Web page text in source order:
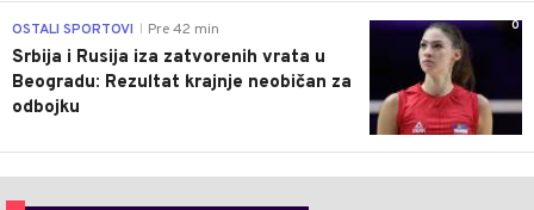
0
OSTALI SPORTOVI Pre 42 min
Srbija i Rusija iza zatvorenih vrata u
Beogradu: Rezultat krajnje neobičan za
odbojku